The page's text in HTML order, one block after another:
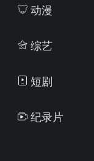
动漫
综艺
短剧
纪录片